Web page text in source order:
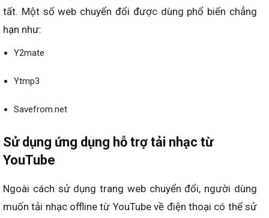
tất. Một số web chuyển đổi được dùng phổ biến chẳng
hạn như:
Y2mate
Ytmp3
Savefrom.net
Sử dụng ứng dụng hỗ trợ tải nhạc từ
YouTube
Ngoài cách sử dụng trang web chuyển đổi, người dùng
muốn tải nhạc offline từ YouTube về điện thoại có thể sử